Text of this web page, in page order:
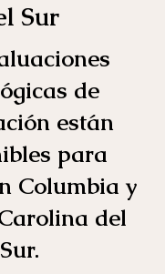
Sur
de
están
para
Columbia y
del
Sur.